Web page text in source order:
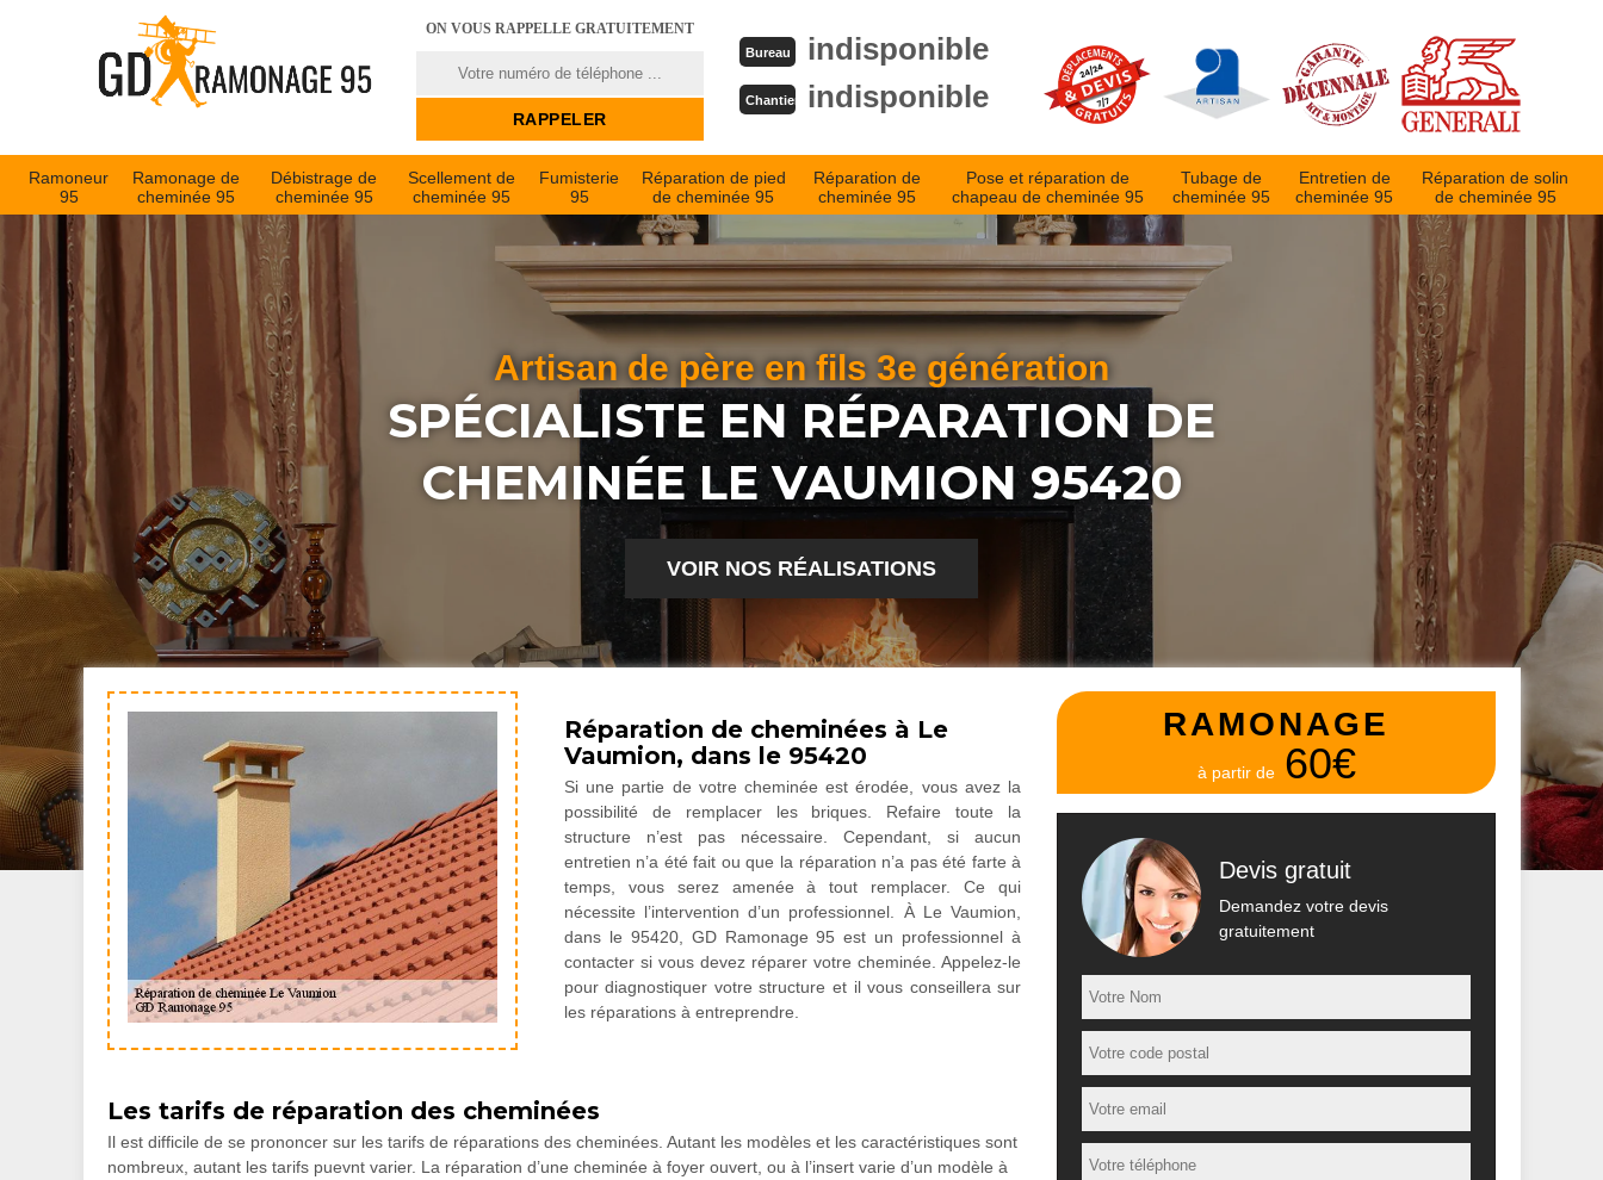
ON VOUS RAPPELLE GRATUITEMENT
Bureau indisponible
Chantier indisponible
Ramoneur
95
Ramonage de
cheminée 95
Débistrage de
cheminée 95
Scellement de
cheminée 95
Fumisterie
95
Réparation de pied
de cheminée 95
Réparation de
cheminée 95
Pose et réparation de
chapeau de cheminée 95
Tubage de
cheminée 95
Entretien de
cheminée 95
Réparation de solin
de cheminée 95
Artisan de père en fils 3e génération
SPÉCIALISTE EN RÉPARATION DE
CHEMINÉE LE VAUMION 95420
VOIR NOS RÉALISATIONS
Réparation de cheminées à Le
Vaumion, dans le 95420
Si une partie de votre cheminée est érodée, vous avez la
possibilité de remplacer les briques. Refaire toute la
structure n’est pas nécessaire. Cependant, si aucun
entretien n’a été fait ou que la réparation n’a pas été farte à
temps, vous serez amenée à tout remplacer. Ce qui
nécessite l’intervention d’un professionnel. À Le Vaumion,
dans le 95420, GD Ramonage 95 est un professionnel à
contacter si vous devez réparer votre cheminée. Appelez-le
pour diagnostiquer votre structure et il vous conseillera sur
les réparations à entreprendre.
Les tarifs de réparation des cheminées
Il est difficile de se prononcer sur les tarifs de réparations des cheminées. Autant les modèles et les caractéristiques sont
nombreux, autant les tarifs puevnt varier. La réparation d’une cheminée à foyer ouvert, ou à l’insert varie d’un modèle à
RAMONAGE
à partir de 60€
Devis gratuit
Demandez votre devis
gratuitement